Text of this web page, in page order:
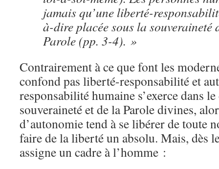
jamais qu’une liberté-
à-dire placée sous la souveraineté
Parole (pp. 3-4). »
Contrairement à ce que font les
confond pas liberté-responsabilité et
responsabilité humaine s’exerce dans
souveraineté et de la Parole divines,
d’autonomie tend à se libérer de toute
faire de la liberté un absolu. Mais, dès
assigne un cadre à l’homme :